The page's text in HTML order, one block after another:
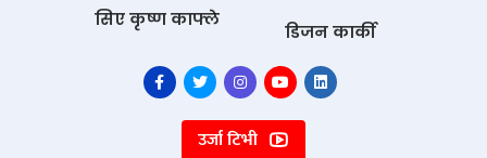
सिए कृष्ण काफ्ले
डिजन कार्की
उर्जा टिभी